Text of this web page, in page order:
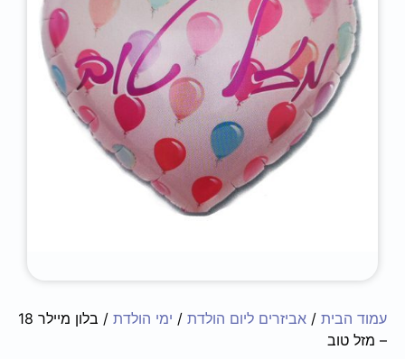
65
₪
+
ADD
עמוד הבית / אביזרים ליום הולדת / ימי הולדת
/ בלון מיילר 18
– מזל טוב